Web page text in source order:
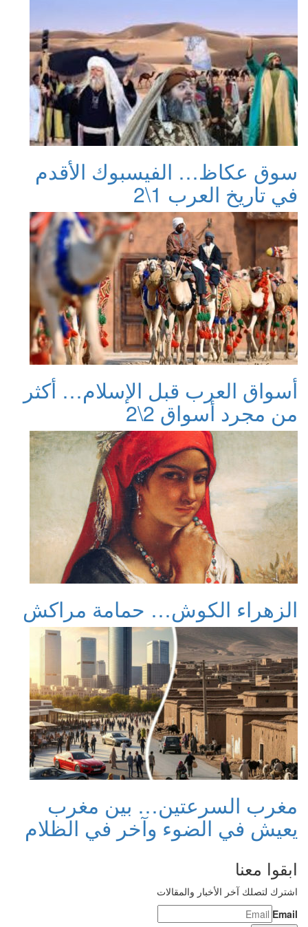
سوق عكاظ… الفيسبوك الأقدم
في تاريخ العرب 1\2
أسواق العرب قبل الإسلام… أكثر
من مجرد أسواق 2\2
الزهراء الكوش… حمامة مراكش
مغرب السرعتين… بين مغرب
يعيش في الضوء وآخر في الظلام
ابقوا معنا
اشترك لتصلك آخر الأخبار والمقالات
Email